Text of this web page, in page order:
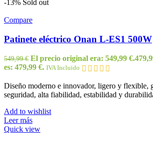
-13% Sold out
Compare
Patinete eléctrico Onan L-ES1 500W
549,99€ El precio original era: 549,99 €.
es: 479,99 €. IVA Incluido
Diseño moderno e innovador, ligero y flexible,
seguridad, alta fiabilidad, estabilidad y
Add to wishlist
Leer más
Quick view